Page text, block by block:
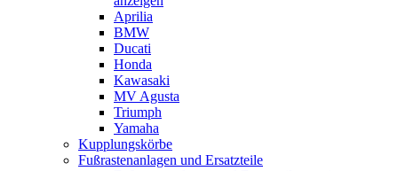
Aprilia
BMW
Ducati
Honda
Kawasaki
MV Agusta
Triumph
Yamaha
Kupplungskörbe
Fußrastenanlagen und Ersatzteile